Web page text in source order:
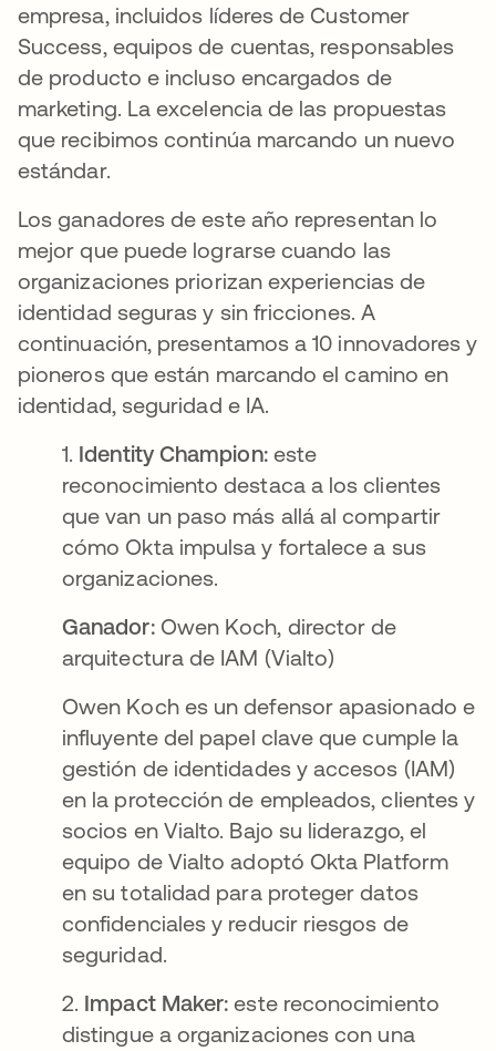
empresa, incluidos líderes de Customer
Success, equipos de cuentas, responsables
de producto e incluso encargados de
marketing. La excelencia de las propuestas
que recibimos continúa marcando un nuevo
estándar.
Los ganadores de este año representan lo
mejor que puede lograrse cuando las
organizaciones priorizan experiencias de
identidad seguras y sin fricciones. A
continuación, presentamos a 10 innovadores y
pioneros que están marcando el camino en
identidad, seguridad e IA.
1. Identity Champion:este
reconocimiento destaca a los clientes
que van un paso más allá al compartir
cómo Okta impulsa y fortalece a sus
organizaciones.
Ganador:Owen Koch, director de
arquitectura de IAM (Vialto)
Owen Koch es un defensor apasionado e
influyente del papel clave que cumple la
gestión de identidades y accesos (IAM)
en la protección de empleados, clientes y
socios en Vialto. Bajo su liderazgo, el
equipo de Vialto adoptó Okta Platform
en su totalidad para proteger datos
confidenciales y reducir riesgos de
seguridad.
2. Impact Maker: este reconocimiento
distingue a organizaciones con una